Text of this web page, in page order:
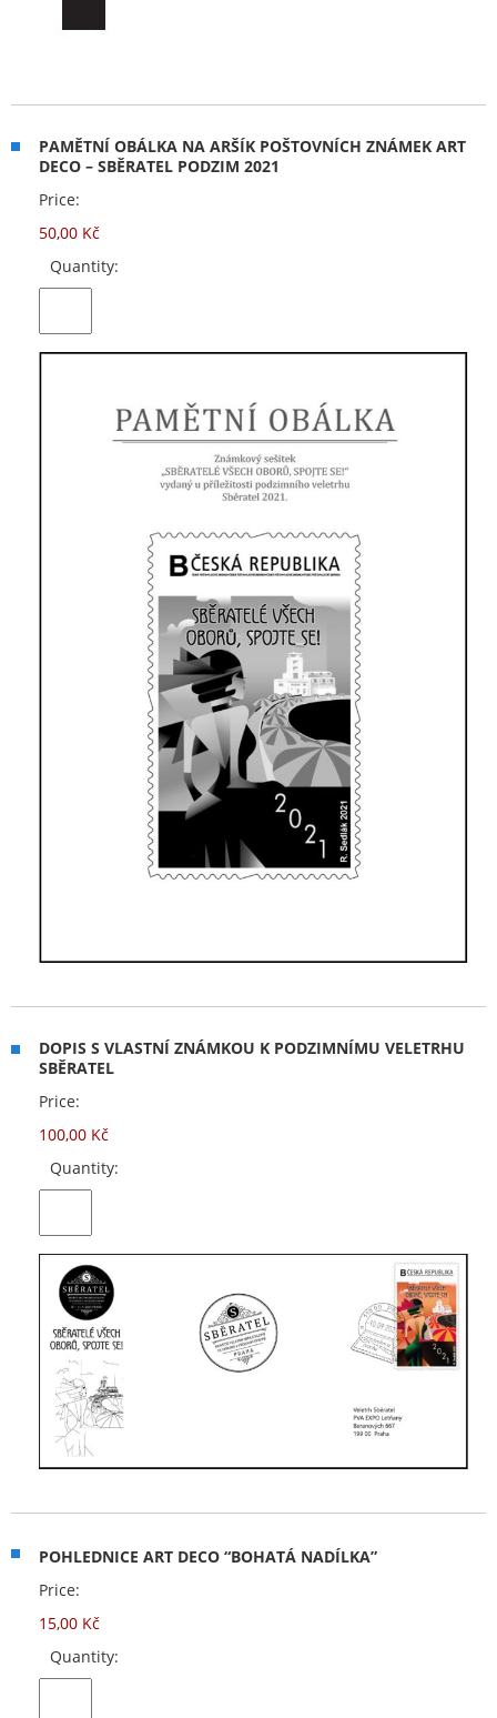
PAMĚTNÍ OBÁLKA NA ARŠÍK POŠTOVNÍCH ZNÁMEK ART
DECO – SBĚRATEL PODZIM 2021
Price:
50,00 Kč
Quantity:
DOPIS S VLASTNÍ ZNÁMKOU K PODZIMNÍMU VELETRHU
SBĚRATEL
Price:
100,00 Kč
Quantity:
POHLEDNICE ART DECO “BOHATÁ NADÍLKA”
Price:
15,00 Kč
Quantity: